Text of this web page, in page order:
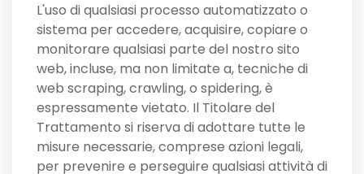
L'uso di qualsiasi processo automatizzato o
sistema per accedere, acquisire, copiare o
monitorare qualsiasi parte del nostro sito
web, incluse, ma non limitate a, tecniche di
web scraping, crawling, o spidering, è
espressamente vietato. Il Titolare del
Trattamento si riserva di adottare tutte le
misure necessarie, comprese azioni legali,
per prevenire e perseguire qualsiasi attività di